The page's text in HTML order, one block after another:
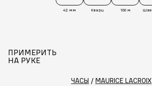
42 мм Кварц 100 м
ПРИМЕРИТЬ
НА РУКЕ
ЧАСЫ / MAURICE LACROIX